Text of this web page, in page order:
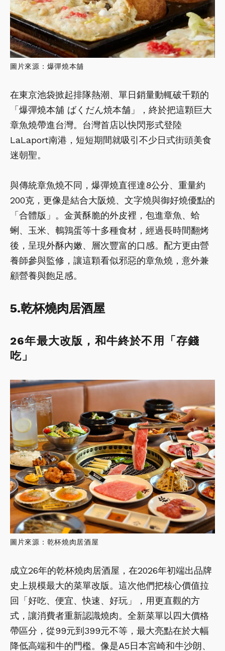
圖片來源：爆彈燒本舖
在東京池袋掀起排隊熱潮、單日銷量動輒破千顆的
「爆彈燒本舖 ばくだん焼本舗」，終於把這顆巨大
章魚燒帶進台灣。台灣首店以快閃形式登陸
LaLaport南港，短短期間就吸引不少日式街頭美食
迷朝聖。
與傳統章魚燒不同，爆彈燒直徑達8公分、重量約
200克，更像是結合大阪燒、文字燒與御好燒優點的
「合體版」。金黃酥脆的外皮裡，包進章魚、蛤
蜊、玉米、鵪鶉蛋等十多種食材，經過長時間翻烤
後，呈現外酥內嫩、層次豐富的口感。配方更由營
養師參與監修，讓這顆看似邪惡的章魚燒，意外兼
顧營養與飽足感。
5.乾杯燒肉居酒屋
26年最大改版，和牛終於不用「存錢
吃」
圖片來源：乾杯燒肉居酒屋
成立26年的乾杯燒肉居酒屋，在2026年初端出品牌
史上規模最大的菜單改版。這次他們把核心價值拉
回「好吃、便宜、快速、好玩」，用更直觀的方
式，讓消費者重新認識燒肉。全新菜單以四大價格
帶區分，從99元到399元不等，最大亮點在於大幅
降低高端和牛的門檻。像是A5日本宮崎和牛沙朗、